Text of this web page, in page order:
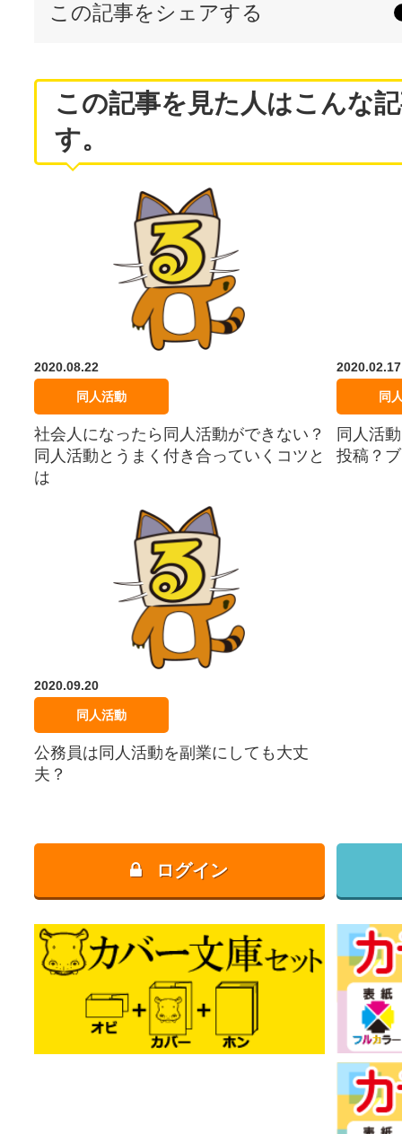
この記事をシェアする
この記事を見た人はこんな
す。
2020.08.22
同人活動
社会人になったら同人活動ができない？
同人活動とうまく付き合っていくコツと
は
2020.02.17
同
同人活
投稿？
2020.09.20
同人活動
公務員は同人活動を副業にしても大丈
夫？
ログイン